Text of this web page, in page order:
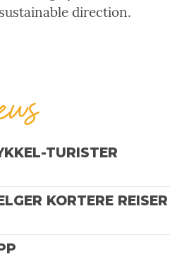
direction.
TURISTER
KORTERE REISER